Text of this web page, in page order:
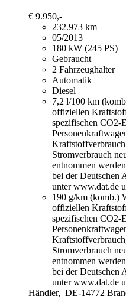
€ 9.950,-
232.973 km
05/2013
180 kW (245 PS)
Gebraucht
2 Fahrzeughalter
Automatik
Diesel
7,2 l/100 km
offiziellen
spezifischen CO2-
Stromverbrauch
entnommen
bei der Deutschen
unter www.dat.de
190 g/km (komb.)
offiziellen
spezifischen CO2-
Stromverbrauch
entnommen
bei der Deutschen
unter www.dat.de
Händler, DE-14772